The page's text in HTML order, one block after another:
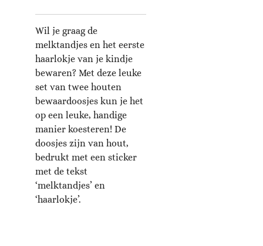
Wil je graag de
melktandjes en het eerste
haarlokje van je kindje
bewaren? Met deze leuke
set van twee houten
bewaardoosjes kun je het
op een leuke, handige
manier koesteren! De
doosjes zijn van hout,
bedrukt met een sticker
met de tekst
‘melktandjes’ en
‘haarlokje’.